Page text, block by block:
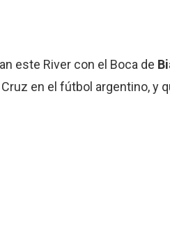
este River con el Boca de
en el fútbol argentino, y